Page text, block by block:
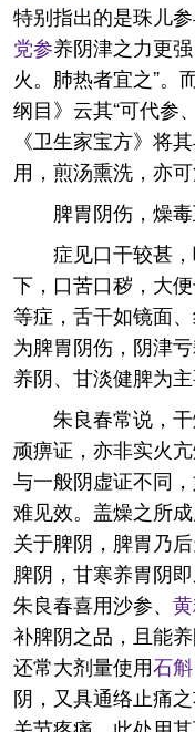
特别指出的是珠儿
党参养阴津之力更
火。肺热者宜之”。
纲目》云其“可代参
《卫生家宝方》将其
用，煎汤熏洗，亦可
脾胃阴伤，燥
症见口干较甚
下，口苦口秽，大
等症，舌干如镜面
为脾胃阴伤，阴津
养阴、甘淡健脾为主
朱良春常说，
顽痹证，亦非实火
与一般阴虚证不同
难见效。盖燥之所
关于脾阴，脾胃乃
脾阴，甘寒养胃阴
朱良春喜用沙参、
补脾阴之品，且能
还常大剂量使用石斛
阴，又具通络止痛